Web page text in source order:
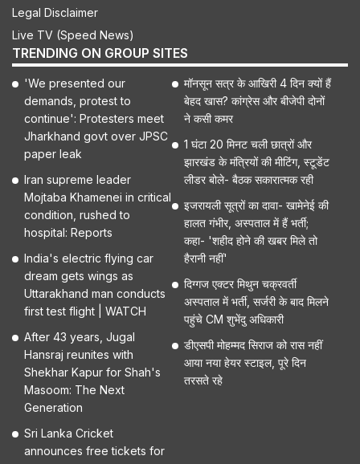
Legal Disclaimer
Live TV (Speed News)
TRENDING ON GROUP SITES
'We presented our
demands, protest to
continue': Protesters meet
Jharkhand govt over JPSC
paper leak
Iran supreme leader
Mojtaba Khamenei in critical
condition, rushed to
hospital: Reports
India's electric flying car
dream gets wings as
Uttarakhand man conducts
first test flight | WATCH
After 43 years, Jugal
Hansraj reunites with
Shekhar Kapur for Shah's
Masoom: The Next
Generation
Sri Lanka Cricket
announces free tickets for
मॉनसून सत्र के आखिरी 4 दिन क्यों हैं
बेहद खास? कांग्रेस और बीजेपी दोनों
ने कसी कमर
1 घंटा 20 मिनट चली छात्रों और
झारखंड के मंत्रियों की मीटिंग, स्टूडेंट
लीडर बोले- बैठक सकारात्मक रही
इजरायली सूत्रों का दावा- खामेनेई की
हालत गंभीर, अस्पताल में हैं भर्ती;
कहा- 'शहीद होने की खबर मिले तो
हैरानी नहीं'
दिग्गज एक्टर मिथुन चक्रवर्ती
अस्पताल में भर्ती, सर्जरी के बाद मिलने
पहुंचे CM शुभेंदु अधिकारी
डीएसपी मोहम्मद सिराज को रास नहीं
आया नया हेयर स्टाइल, पूरे दिन
तरसते रहे